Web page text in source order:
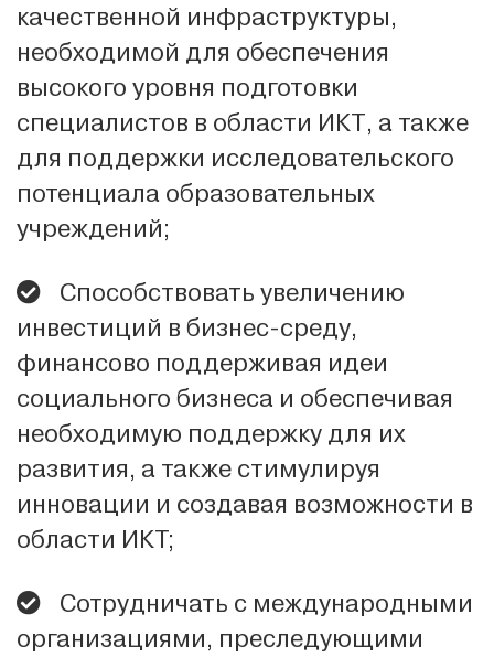
качественной инфраструктуры,
необходимой для обеспечения
высокого уровня подготовки
специалистов в области ИКТ, а также
для поддержки исследовательского
потенциала образовательных
учреждений;
Способствовать увеличению
инвестиций в бизнес-среду,
финансово поддерживая идеи
социального бизнеса и обеспечивая
необходимую поддержку для их
развития, а также стимулируя
инновации и создавая возможности в
области ИКТ;
Сотрудничать с международными
организациями, преследующими